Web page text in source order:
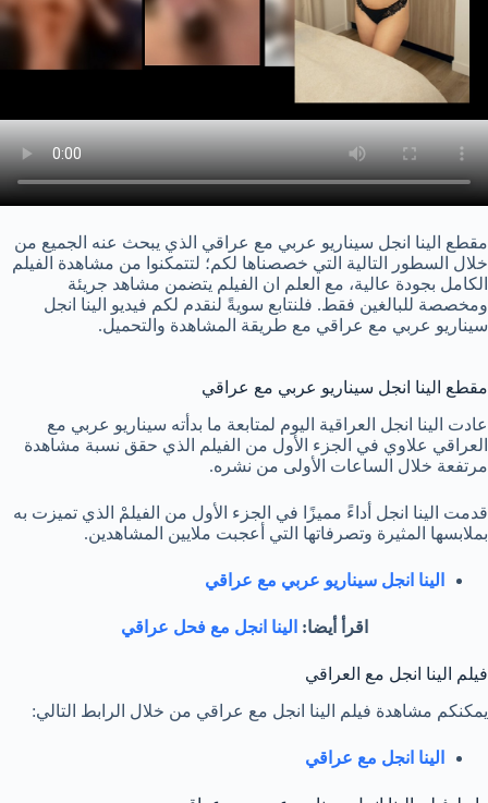
مقطع الينا انجل سيناريو عربي مع عراقي الذي يبحث عنه الجميع من
خلال السطور التالية التي خصصناها لكم؛ لتتمكنوا من مشاهدة الفيلم
الكامل بجودة عالية، مع العلم ان الفيلم يتضمن مشاهد جريئة
ومخصصة للبالغين فقط. فلنتابع سويةً لنقدم لكم فيديو الينا انجل
سيناريو عربي مع عراقي مع طريقة المشاهدة والتحميل.
مقطع الينا انجل سيناريو عربي مع عراقي
عادت الينا انجل العراقية اليوم لمتابعة ما بدأته سيناريو عربي مع
العراقي علاوي في الجزء الأول من الفيلم الذي حقق نسبة مشاهدة
مرتفعة خلال الساعات الأولى من نشره.
قدمت الينا انجل أداءً مميزًا في الجزء الأول من الفيلمْ الذي تميزت به
بملابسها المثيرة وتصرفاتها التي أعجبت ملايين المشاهدين.
الينا انجل سيناريو عربي مع عراقي
اقرأ أيضا: الينا انجل مع فحل عراقي
فيلم الينا انجل مع العراقي
يمكنكم مشاهدة فيلم الينا انجل مع عراقي من خلال الرابط التالي:
الينا انجل مع عراقي